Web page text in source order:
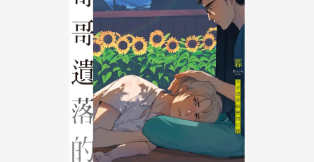
【公告】因 Readmoo 讀墨系統維護中，本站同步暫
停部分閱讀服務